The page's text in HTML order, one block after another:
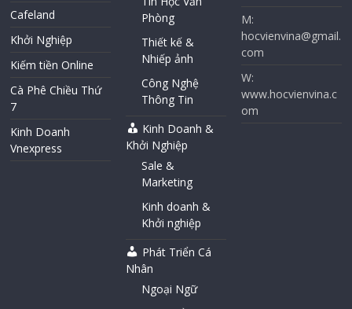
Cafeland
Khởi Nghiệp
Kiếm tiền Online
Cà Phê Chiều Thứ
7
Kinh Doanh
Vnexpress
Phòng
Thiết kế &
Nhiếp ảnh
Công Nghệ
Thông Tin
Kinh Doanh &
Khởi Nghiệp
Sale &
Marketing
Kinh doanh &
Khởi nghiệp
Phát Triển Cá
Nhân
Ngoại Ngữ
M:
hocvienvina@gmail.
com
W:
www.hocvienvina.c
om